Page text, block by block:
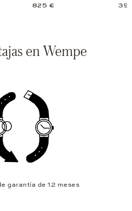
825 €
en Wempe
garantía de 12 meses